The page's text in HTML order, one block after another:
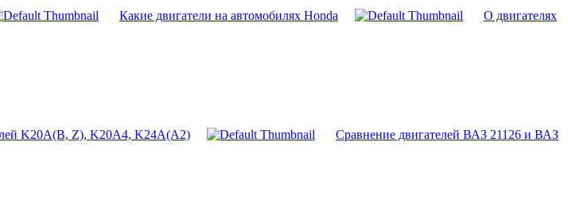
Какие двигатели на автомобилях Honda О двигателях
K20A(B, Z), K20A4, K24A(A2) Сравнение двигателей ВАЗ 21126 и ВАЗ